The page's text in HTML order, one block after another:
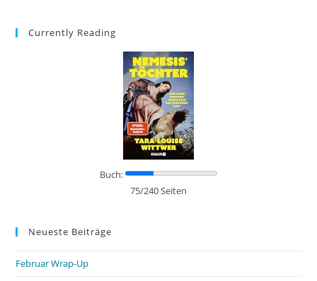
Currently Reading
Buch:
75/240 Seiten
Neueste Beiträge
Februar Wrap-Up